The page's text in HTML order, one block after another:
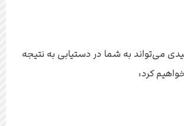
می‌تواند به شما در دستیابی به نتیجه
کرد: